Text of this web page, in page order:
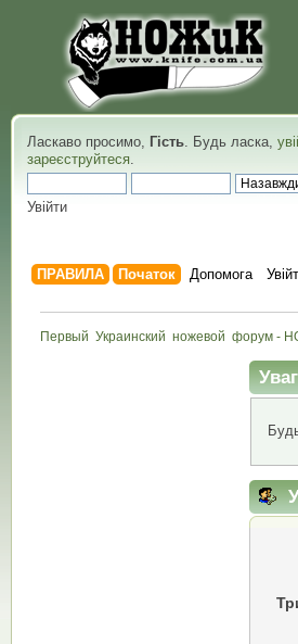
Ласкаво просимо, Гість. Будь ласка,
зареєструйтеся.
Увійти
ПРАВИЛА Початок Допомога
Первый  Украинский  ножевой  форум -